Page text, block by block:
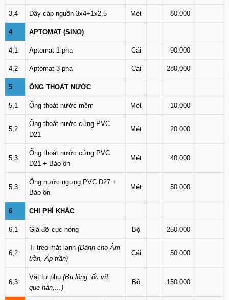
3,4 Dây cáp nguồn 3x4+1x2,5 Mét 80.000
4 APTOMAT (SINO)
4,1 Aptomat 1 pha Cái 90.000
4,2 Aptomat 3 pha Cái 280.000
5 ỐNG THOÁT NƯỚC
5,1 Ống thoát nước mềm Mét 10.000
5,2
Ống thoát nước cứng PVC
D21
Mét 20.000
5,3
Ống thoát nước cứng PVC
D21 + Bảo ôn
Mét 40,000
5,3
Ống nước ngưng PVC D27 +
Bảo ôn
Mét 50.000
6 CHI PHÍ KHÁC
6,1 Giá đỡ cục nóng Bộ 250.000
6,2
Ti treo mặt lạnh (Dành cho Âm
trần, Áp trần)
Cái 50.000
6,3
Vật tư phụ (Bu lông, ốc vít,
que hàn,…)
Bộ 150.000